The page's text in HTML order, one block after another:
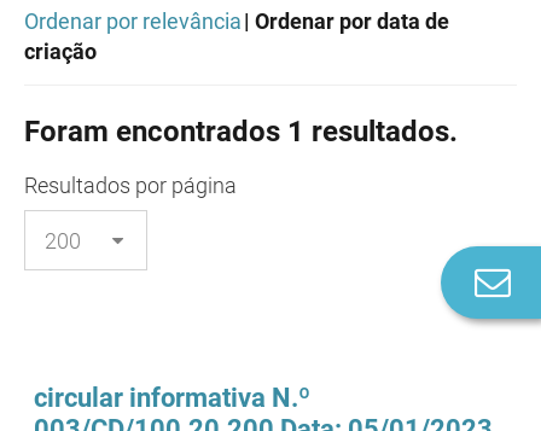
Ordenar por relevância| Ordenar por data de
criação
Foram encontrados 1 resultados.
Resultados por página
circular informativa N.º